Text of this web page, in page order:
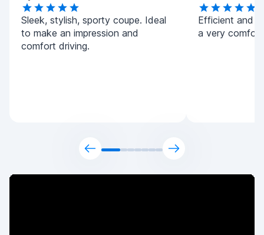
Sleek, stylish, sporty coupe. Ideal
to make an impression and
comfort driving.
Efficient and
a very